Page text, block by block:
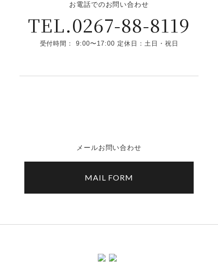
お電話でのお問い合わせ
TEL.0267-88-8119
受付時間： 9:00〜17:00 定休日：土日・祝日
メールお問い合わせ
MAIL FORM